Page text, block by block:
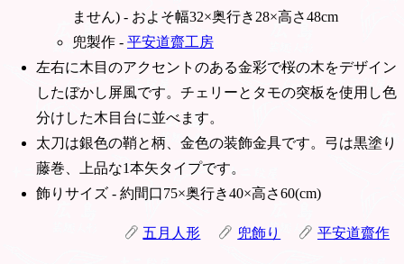
ません) - およそ幅32×奥行き28×高さ48cm
兜製作 - 平安道齋工房
左右に木目のアクセントのある金彩で桜の木をデザイン
したぼかし屏風です。チェリーとタモの突板を使用し色
分けした木目台に並べます。
太刀は銀色の鞘と柄、金色の装飾金具です。弓は黒塗り
藤巻、上品な1本矢タイプです。
飾りサイズ - 約間口75×奥行き40×高さ60(cm)
五月人形 兜飾り 平安道齋作